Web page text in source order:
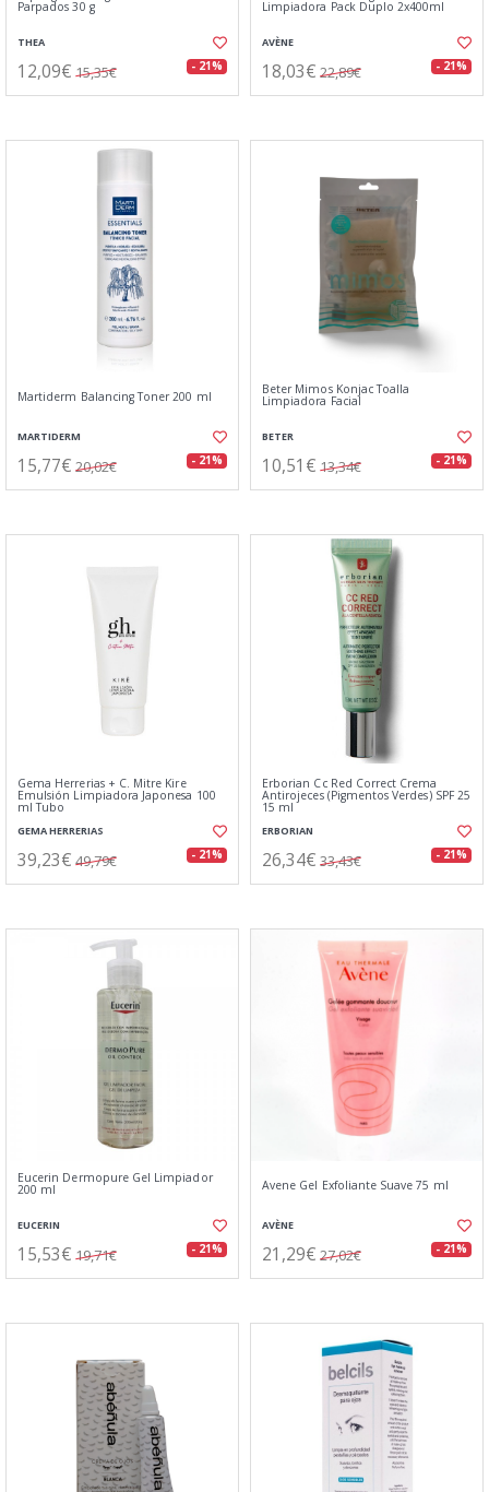
Parpados 30 g
THEA
12,09€ 15,35€ - 21%
Limpiadora Pack Duplo 2x400ml
AVÈNE
18,03€ 22,89€ - 21%
Martiderm Balancing Toner 200 ml
MARTIDERM
15,77€ 20,02€ - 21%
Beter Mimos Konjac Toalla
Limpiadora Facial
BETER
10,51€ 13,34€ - 21%
Gema Herrerias + C. Mitre Kire
Emulsión Limpiadora Japonesa 100
ml Tubo
GEMA HERRERIAS
39,23€ 49,79€ - 21%
Erborian Cc Red Correct Crema
Antirojeces (Pigmentos Verdes) SPF 25
15 ml
ERBORIAN
26,34€ 33,43€ - 21%
Eucerin Dermopure Gel Limpiador
200 ml
EUCERIN
15,53€ 19,71€ - 21%
Avene Gel Exfoliante Suave 75 ml
AVÈNE
21,29€ 27,02€ - 21%